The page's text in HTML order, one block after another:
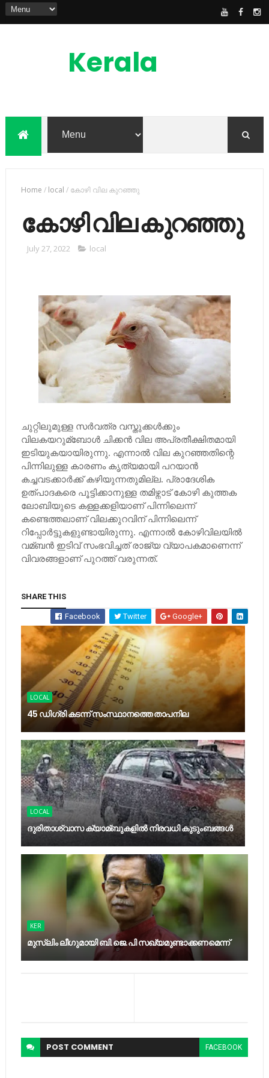
Kerala
Feed
Home / local / കോഴി വില കുറഞ്ഞു
കോഴി വില കുറഞ്ഞു
July 27, 2022 local
ചുറ്റിലുമുള്ള സര്‍വത്ര വസ്തുക്കള്‍ക്കും
വിലകയറുമ്ബോള്‍ ചിക്കന്‍ വില അപ്രതീക്ഷിതമായി
ഇടിയുകയായിരുന്നു. എന്നാല്‍ വില കുറഞ്ഞതിന്റെ
പിന്നിലുള്ള കാരണം കൃത്യമായി പറയാന്‍
കച്ചവടക്കാര്‍ക്ക് കഴിയുന്നതുമില്ല. പ്രാദേശിക
ഉത്പാദകരെ പൂട്ടിക്കാനുള്ള തമിഴ്നാട് കോഴി കുത്തക
ലോബിയുടെ കള്ളക്കളിയാണ് പിന്നിലെന്ന്
കണ്ടെത്തലാണ് വിലക്കുറവിന് പിന്നിലെന്ന്
റിപ്പോര്‍ട്ടുകളുണ്ടായിരുന്നു. എന്നാല്‍ കോഴിവിലയില്‍
വമ്ബന്‍ ഇടിവ് സംഭവിച്ചത് രാജ്യ വ്യാപകമാണെന്ന്
വിവരങ്ങളാണ് പുറത്ത് വരുന്നത്.
SHARE THIS
Facebook Twitter Google+
LOCAL
45 ഡിഗ്രി കടന്ന് സംസ്ഥാനത്തെ താപനില
LOCAL
ദുരിതാശ്വാസ ക്യാമ്ബുകളിൽ നിരവധി കുടുംബങ്ങൾ
KER
മുസ്‍ലിം ലീഗുമായി ബി.ജെ.പി സഖ്യമുണ്ടാക്കണമെന്ന്
POST COMMENT FACEBOOK